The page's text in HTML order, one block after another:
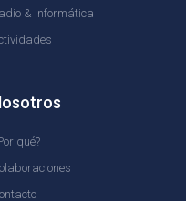
& Informática
qué?